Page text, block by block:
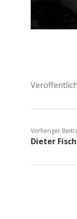
Vorheriger
Dieter